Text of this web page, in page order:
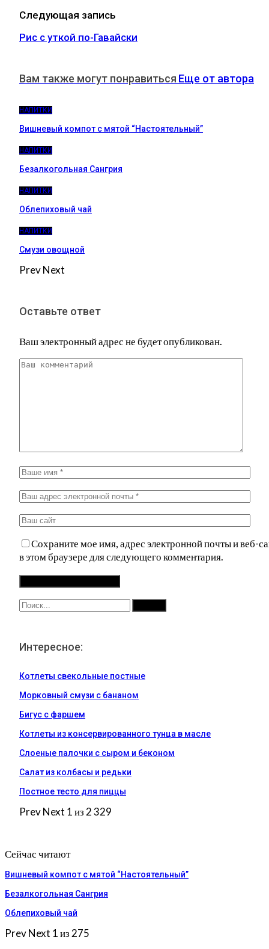
Следующая запись
Рис с уткой по-Гавайски
Вам также могут понравиться Еще от автора
НАПИТКИ
Вишневый компот с мятой “Настоятельный”
НАПИТКИ
Безалкогольная Сангрия
НАПИТКИ
Облепиховый чай
НАПИТКИ
Смузи овощной
PrevNext
Оставьте ответ
Ваш электронный адрес не будет опубликован.
Сохраните мое имя, адрес электронной почты и веб-
в этом браузере для следующего комментария.
Интересное:
Котлеты свекольные постные
Морковный смузи с бананом
Бигус с фаршем
Котлеты из консервированного тунца в масле
Слоеные палочки с сыром и беконом
Салат из колбасы и редьки
Постное тесто для пиццы
PrevNext 1 из 2 329
Сейчас читают
Вишневый компот с мятой “Настоятельный”
Безалкогольная Сангрия
Облепиховый чай
PrevNext 1 из 275